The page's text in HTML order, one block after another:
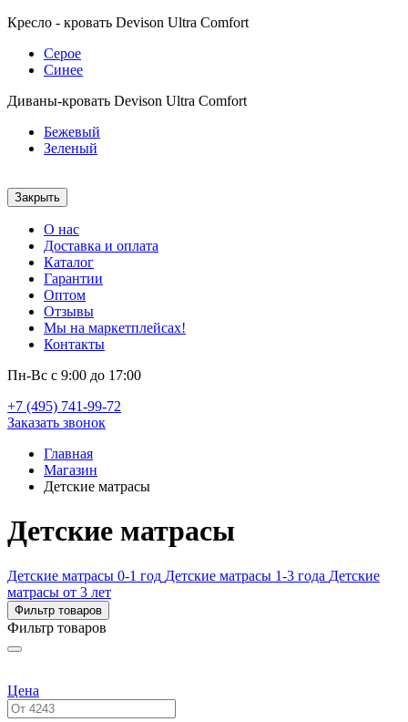
Кресло - кровать Devison Ultra Comfort
Серое
Синее
Диваны-кровать Devison Ultra Comfort
Бежевый
Зеленый
Закрыть
О нас
Доставка и оплата
Каталог
Гарантии
Оптом
Отзывы
Мы на маркетплейсах!
Контакты
Пн-Вс с 9:00 до 17:00
+7 (495) 741-99-72
Заказать звонок
Главная
Магазин
Детские матрасы
Детские матрасы
Детские матрасы 0-1 год Детские матрасы 1-3 года Детские
матрасы от 3 лет
Фильтр товаров
Фильтр товаров
Цена